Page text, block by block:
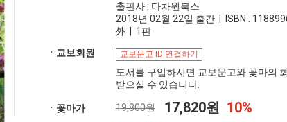
출판사 : 다차원북스
2018년 02월 22일 출간 | ISBN :
外 | 1판
ㆍ교보회원
교보문고 ID 연결하기
도서를 구입하시면 교보문고와 꽃마의
받으실 수 있습니다.
ㆍ꽃마가 19,800원 17,820원 10%